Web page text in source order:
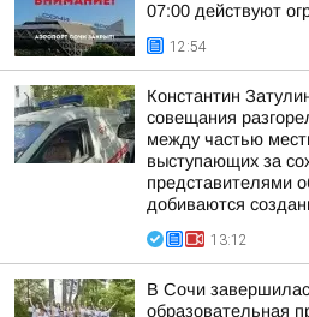
07:00 действуют
12:54
Константин
совещания
между частью
выступающих за
представителями
добиваются
13:12
В Сочи
образовательная